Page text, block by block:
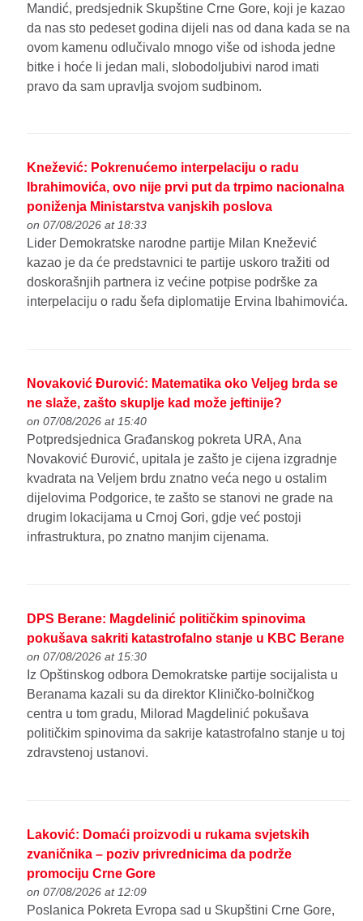
Mandić, predsjednik Skupštine Crne Gore, koji je kazao
da nas sto pedeset godina dijeli nas od dana kada se na
ovom kamenu odlučivalo mnogo više od ishoda jedne
bitke i hoće li jedan mali, slobodoljubivi narod imati
pravo da sam upravlja svojom sudbinom.
Knežević: Pokrenućemo interpelaciju o radu
Ibrahimovića, ovo nije prvi put da trpimo nacionalna
poniženja Ministarstva vanjskih poslova
on 07/08/2026 at 18:33
Lider Demokratske narodne partije Milan Knežević
kazao je da će predstavnici te partije uskoro tražiti od
doskorašnjih partnera iz većine potpise podrške za
interpelaciju o radu šefa diplomatije Ervina Ibahimovića.
Novaković Đurović: Matematika oko Veljeg brda se
ne slaže, zašto skuplje kad može jeftinije?
on 07/08/2026 at 15:40
Potpredsjednica Građanskog pokreta URA, Ana
Novaković Đurović, upitala je zašto je cijena izgradnje
kvadrata na Veljem brdu znatno veća nego u ostalim
dijelovima Podgorice, te zašto se stanovi ne grade na
drugim lokacijama u Crnoj Gori, gdje već postoji
infrastruktura, po znatno manjim cijenama.
DPS Berane: Magdelinić političkim spinovima
pokušava sakriti katastrofalno stanje u KBC Berane
on 07/08/2026 at 15:30
Iz Opštinskog odbora Demokratske partije socijalista u
Beranama kazali su da direktor Kliničko-bolničkog
centra u tom gradu, Milorad Magdelinić pokušava
političkim spinovima da sakrije katastrofalno stanje u toj
zdravstenoj ustanovi.
Laković: Domaći proizvodi u rukama svjetskih
zvaničnika – poziv privrednicima da podrže
promociju Crne Gore
on 07/08/2026 at 12:09
Poslanica Pokreta Evropa sad u Skupštini Crne Gore,